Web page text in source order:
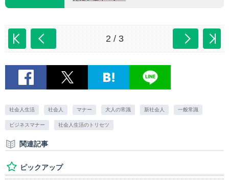
2 / 3
社会人生活 社会人 マナー 大人の常識 新社会人 一般常識
ビジネスマナー 社会人生活のトリセツ
関連記事
ピックアップ